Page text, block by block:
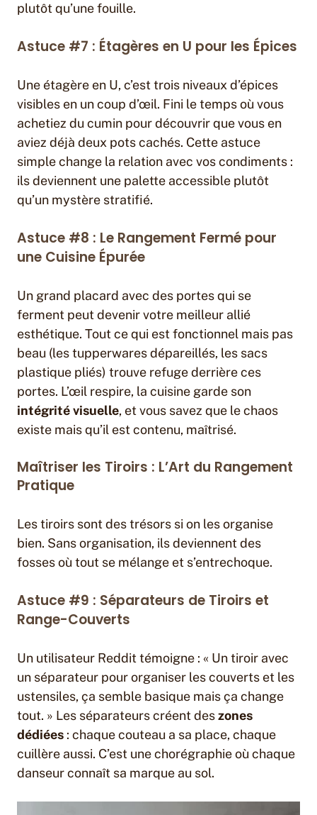
plutôt qu’une fouille.
Astuce #7 : Étagères en U pour les Épices
Une étagère en U, c’est trois niveaux d’épices
visibles en un coup d’œil. Fini le temps où vous
achetiez du cumin pour découvrir que vous en
aviez déjà deux pots cachés. Cette astuce
simple change la relation avec vos condiments :
ils deviennent une palette accessible plutôt
qu’un mystère stratifié.
Astuce #8 : Le Rangement Fermé pour
une Cuisine Épurée
Un grand placard avec des portes qui se
ferment peut devenir votre meilleur allié
esthétique. Tout ce qui est fonctionnel mais pas
beau (les tupperwares dépareillés, les sacs
plastique pliés) trouve refuge derrière ces
portes. L’œil respire, la cuisine garde son
intégrité visuelle, et vous savez que le chaos
existe mais qu’il est contenu, maîtrisé.
Maîtriser les Tiroirs : L’Art du Rangement
Pratique
Les tiroirs sont des trésors si on les organise
bien. Sans organisation, ils deviennent des
fosses où tout se mélange et s’entrechoque.
Astuce #9 : Séparateurs de Tiroirs et
Range-Couverts
Un utilisateur Reddit témoigne : « Un tiroir avec
un séparateur pour organiser les couverts et les
ustensiles, ça semble basique mais ça change
tout. » Les séparateurs créent deszones
dédiées : chaque couteau a sa place, chaque
cuillère aussi. C’est une chorégraphie où chaque
danseur connaît sa marque au sol.